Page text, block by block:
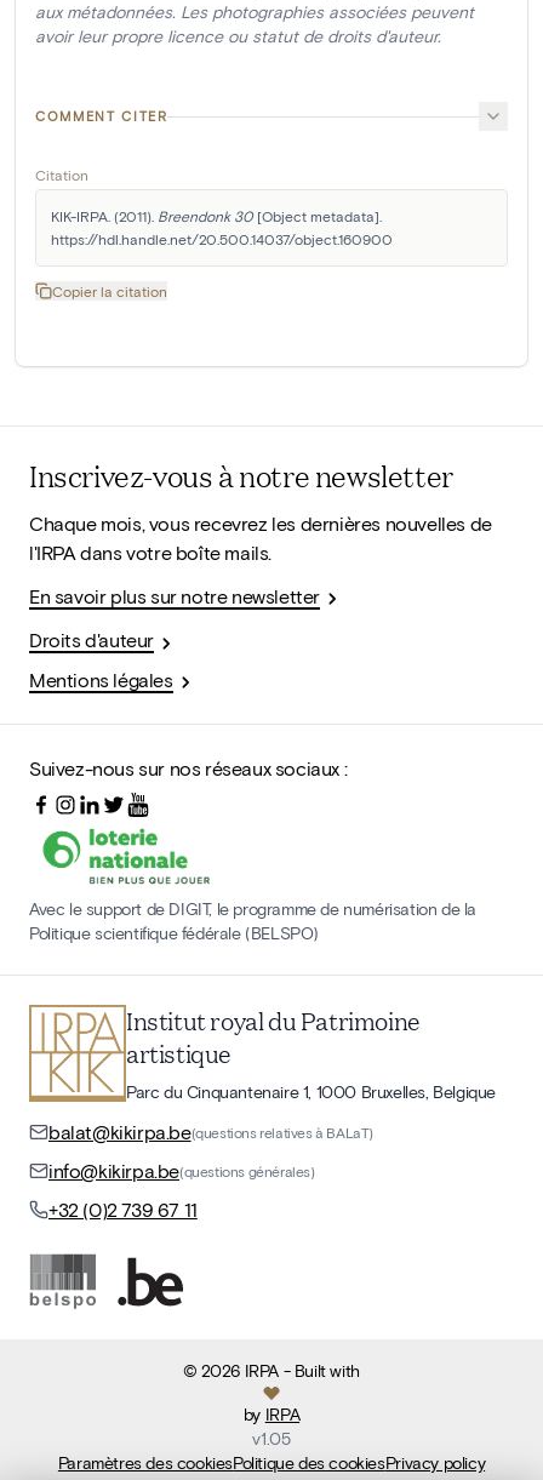
aux métadonnées. Les photographies associées peuvent
avoir leur propre licence ou statut de droits d'auteur.
COMMENT CITER
Citation
KIK-IRPA. (2011). Breendonk 30 [Object metadata].
https://hdl.handle.net/20.500.14037/object.160900
Copier la citation
Inscrivez-vous à notre newsletter
Chaque mois, vous recevrez les dernières nouvelles de
l'IRPA dans votre boîte mails.
En savoir plus sur notre newsletter
Droits d'auteur
Mentions légales
Suivez-nous sur nos réseaux sociaux :
Avec le support de DIGIT, le programme de numérisation de la
Politique scientifique fédérale (BELSPO)
Institut royal du Patrimoine
artistique
Parc du Cinquantenaire 1, 1000 Bruxelles, Belgique
balat@kikirpa.be(questions relatives à BALaT)
info@kikirpa.be(questions générales)
+32 (0)2 739 67 11
©2026 IRPA- Built with
by IRPA
v1.05
Paramètres des cookiesPolitique des cookiesPrivacy policy